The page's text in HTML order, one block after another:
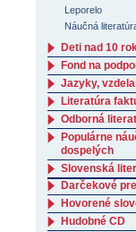
Leporelo
Náučná
Deti nad 10
Fond na
Jazyky,
Literatúra
Odborná
Populárne
dospelých
Slovenská
Darčekové
Hovorené
Hudobné CD